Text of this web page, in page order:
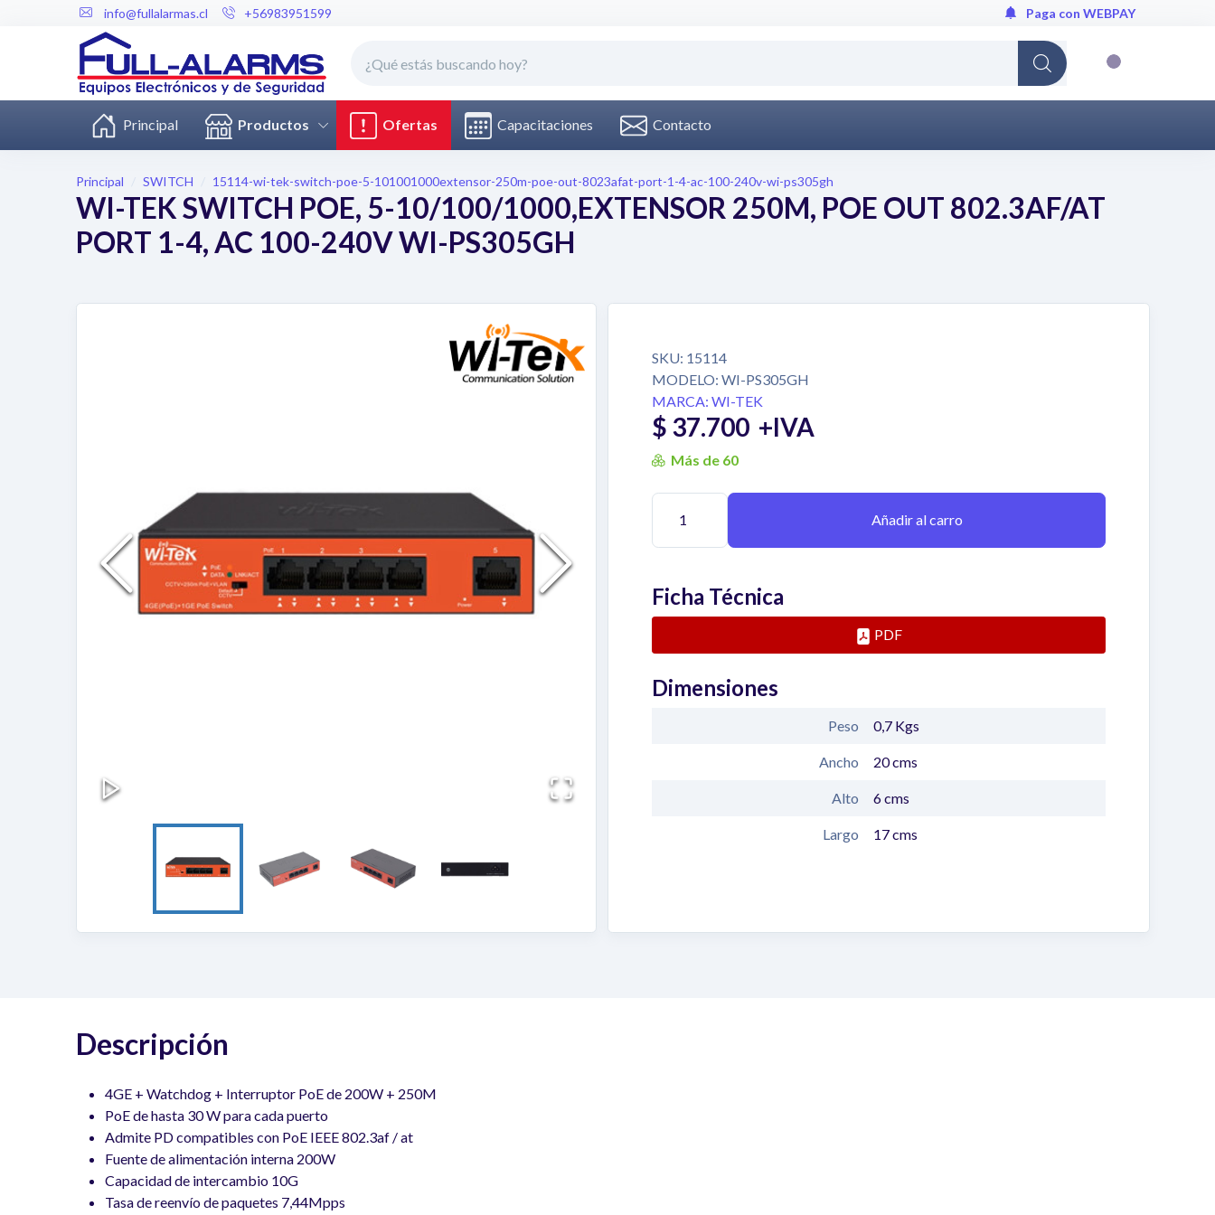
info@fullalarmas.cl +56983951599 Paga con WEBPAY
Cargando...
Principal Productos Ofertas Capacitaciones Contacto
Principal SWITCH 15114-wi-tek-switch-poe-5-101001000extensor-250m-poe-out-8023afat-port-1-4-ac-100-240v-wi-ps305gh
WI-TEK SWITCH POE, 5-10/100/1000,EXTENSOR 250M, POE OUT 802.3AF/AT
PORT 1-4, AC 100-240V WI-PS305GH
SKU: 15114
MODELO: WI-PS305GH
MARCA: WI-TEK
$ 37.700 +IVA
Más de 60
Añadir al carro
Ficha Técnica
PDF
Dimensiones
Peso 0,7 Kgs
Ancho 20cms
Alto 6cms
Largo 17cms
Descripción
4GE + Watchdog + Interruptor PoE de 200W + 250M
PoE de hasta 30 W para cada puerto
Admite PD compatibles con PoE IEEE 802.3af / at
Fuente de alimentación interna 200W
Capacidad de intercambio 10G
Tasa de reenvío de paquetes 7,44Mpps